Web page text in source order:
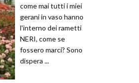
come mai tutti i miei
gerani in vaso hanno
l'interno dei rametti
NERI, come se
fossero marci? Sono
dispera ...